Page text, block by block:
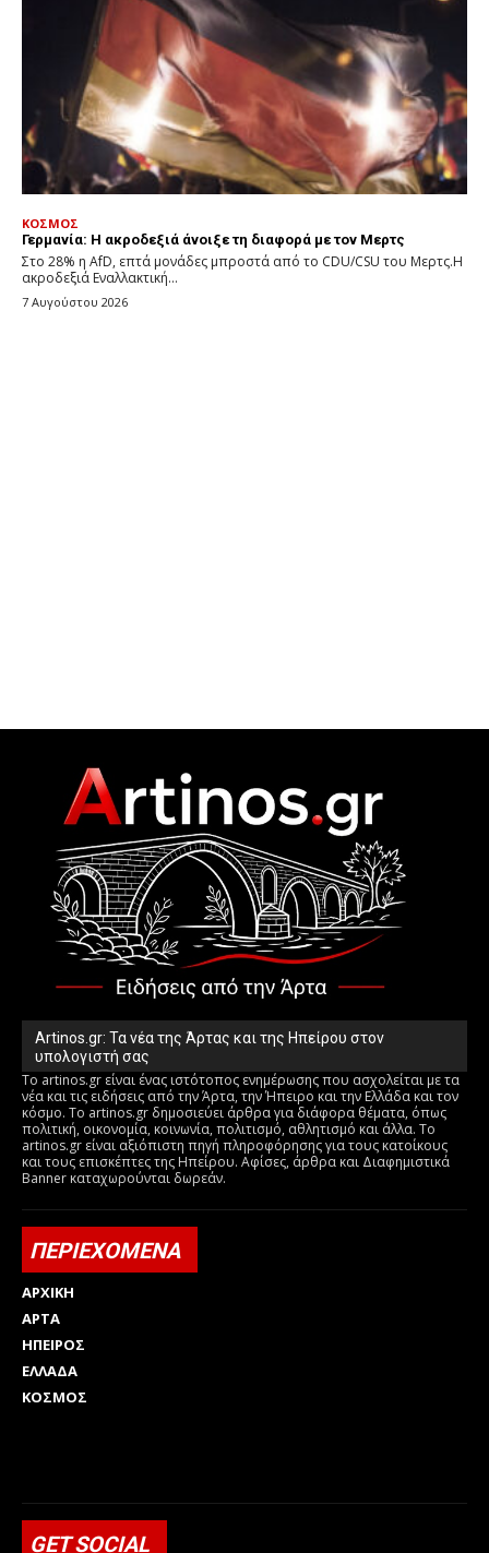
Artinos.gr: Τα νέα της Άρτας και της Ηπείρου στον
υπολογιστή σας
Το artinos.gr είναι ένας ιστότοπος ενημέρωσης που ασχολείται με τα
νέα και τις ειδήσεις από την Άρτα, την Ήπειρο και την Ελλάδα και τον
κόσμο. Το artinos.gr δημοσιεύει άρθρα για διάφορα θέματα, όπως
πολιτική, οικονομία, κοινωνία, πολιτισμό, αθλητισμό και άλλα. Το
artinos.gr είναι αξιόπιστη πηγή πληροφόρησης για τους κατοίκους
και τους επισκέπτες της Ηπείρου. Αφίσες, άρθρα και Διαφημιστικά
Banner καταχωρούνται δωρεάν.
ΠΕΡΙΕΧΟΜΕΝΑ
ΑΡΧΙΚΗ
ΑΡΤΑ
ΗΠΕΙΡΟΣ
ΕΛΛΑΔΑ
ΚΟΣΜΟΣ
GET SOCIAL